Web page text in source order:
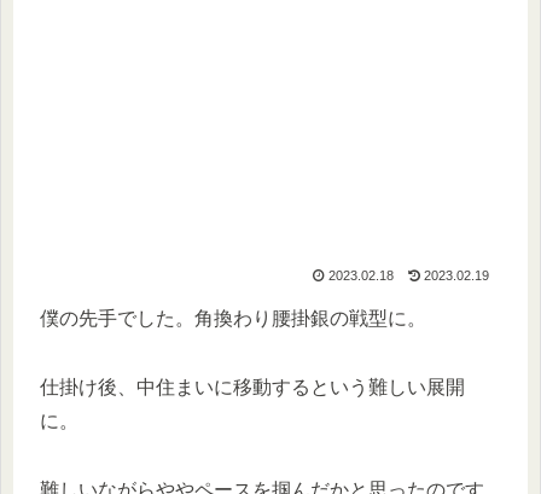
2023.02.18 2023.02.19
僕の先手でした。角換わり腰掛銀の戦型に。
仕掛け後、中住まいに移動するという難しい展開
に。
難しいながらややペースを掴んだかと思ったのです